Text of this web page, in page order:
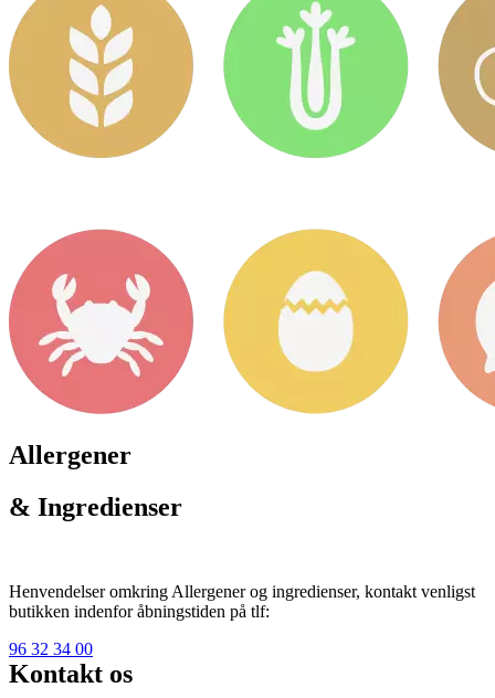
Allergener
& Ingredienser
Henvendelser omkring Allergener og ingredienser, kontakt venligst
butikken indenfor åbningstiden på tlf:
96 32 34 00
Kontakt os